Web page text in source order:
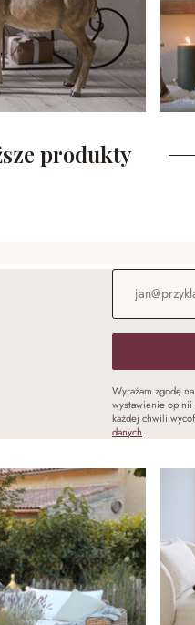
produkty
Adres e-mail
Wyrażam zgodę
wystawienie opinii
każdej chwili
danych.